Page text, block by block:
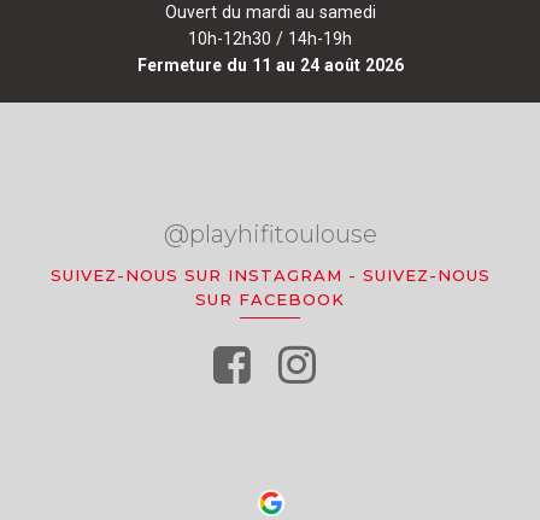
Ouvert du mardi au samedi
10h-12h30 / 14h-19h
Fermeture du 11 au 24 août 2026
@playhifitoulouse
SUIVEZ-NOUS SUR INSTAGRAM - SUIVEZ-NOUS
SUR FACEBOOK